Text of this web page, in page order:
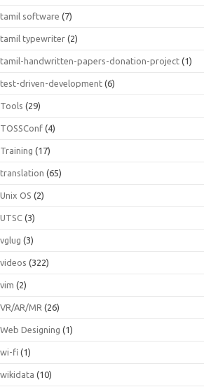
tamil software (7)
tamil typewriter (2)
tamil-handwritten-papers-donation-project (1)
test-driven-development (6)
Tools (29)
TOSSConf (4)
Training (17)
translation (65)
Unix OS (2)
UTSC (3)
vglug (3)
videos (322)
vim (2)
VR/AR/MR (26)
Web Designing (1)
wi-fi (1)
wikidata (10)